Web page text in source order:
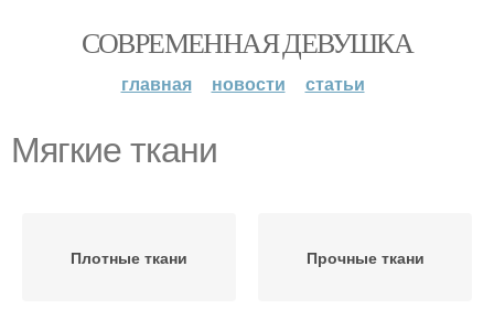
СОВРЕМЕННАЯ ДЕВУШКА
главная новости статьи
Мягкие ткани
Плотные ткани Прочные ткани